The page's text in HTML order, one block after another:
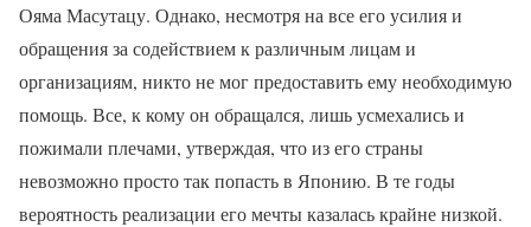
Ояма Масутацу. Однако, несмотря на все его усилия и
обращения за содействием к различным лицам и
организациям, никто не мог предоставить ему необходимую
помощь. Все, к кому он обращался, лишь усмехались и
пожимали плечами, утверждая, что из его страны
невозможно просто так попасть в Японию. В те годы
вероятность реализации его мечты казалась крайне низкой.